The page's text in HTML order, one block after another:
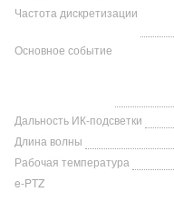
Частота дискретизации
Основное событие
Дальность ИК-подсветки
Длина волны
Рабочая температура
e-PTZ